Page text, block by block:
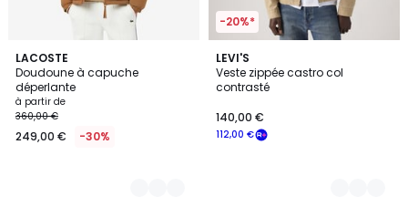
LACOSTE
Doudoune à capuche
déperlante
à partir de
360,00 €
249,00 € -30%
3
Couleurs
-20%*
LEVI'S
Veste zippée castro col
contrasté
112,00 €
140,00 €
2
Couleurs